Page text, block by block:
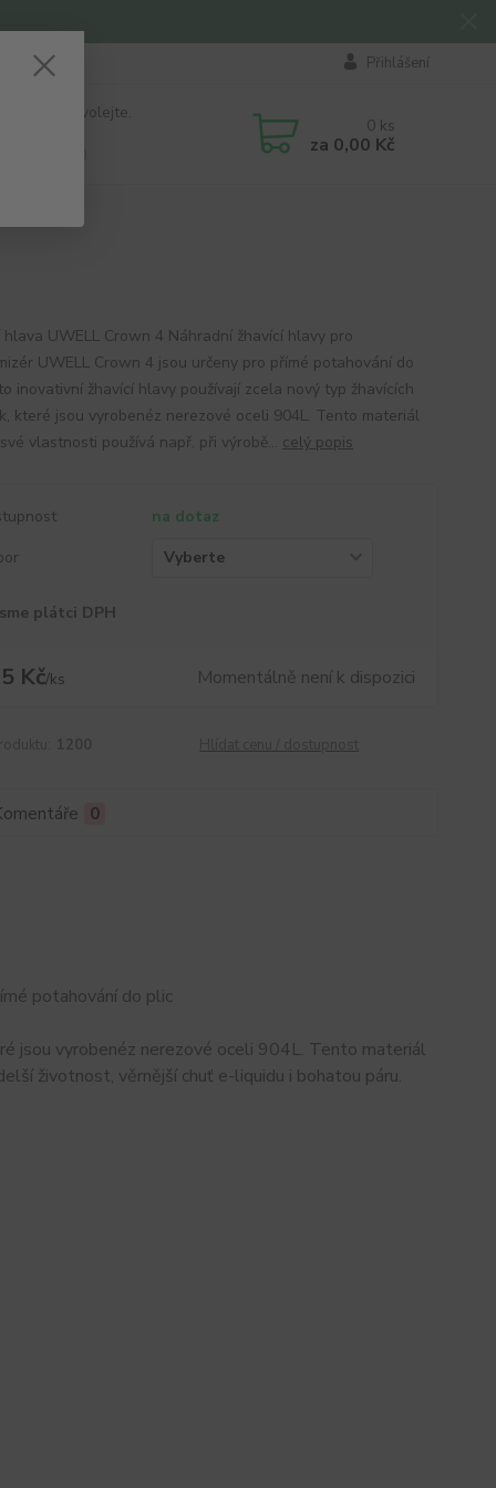
Přihlášení
rady? Zavolejte.
0 ks
za 0,00 Kč
hlava UWELL Crown 4 Náhradní žhavící hlavy pro
UWELL Crown 4 jsou určeny pro přímé potahování do
inovativní žhavící hlavy používají zcela nový typ žhavících
které jsou vyrobenéz nerezové oceli 904L. Tento materiál
vlastnosti používá např. při výrobě... celý popis
na dotaz
plátci DPH
Kč/ks Momentálně není k dispozici
0
potahování do plic
jsou vyrobenéz nerezové oceli 904L. Tento materiál
životnost, věrnější chuť e-liquidu i bohatou páru.